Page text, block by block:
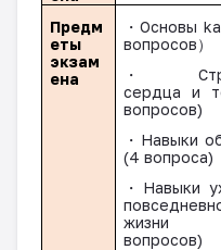
Предм
еты
экзам
ена
・Основы
вопросов）
・
сердца и
вопросов)
・ Навыки
(4 вопроса)
・ Навыки
жизни
вопросов)